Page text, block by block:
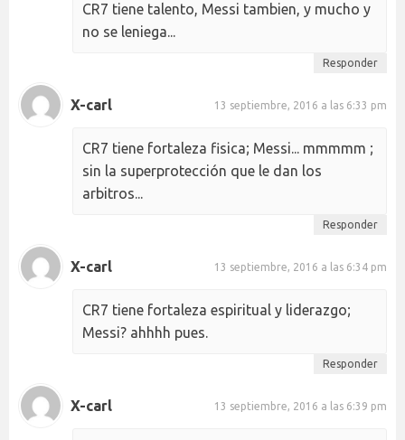
CR7 tiene talento, Messi tambien, y mucho y
no se leniega...
Responder
X-carl 13 septiembre, 2016 a las 6:33 pm
CR7 tiene fortaleza fisica; Messi... mmmmm ;
sin la superprotección que le dan los
arbitros...
Responder
X-carl 13 septiembre, 2016 a las 6:34 pm
CR7 tiene fortaleza espiritual y liderazgo;
Messi? ahhhh pues.
Responder
X-carl 13 septiembre, 2016 a las 6:39 pm